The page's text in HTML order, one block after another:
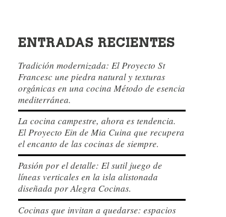
ENTRADAS RECIENTES
Tradición modernizada: El Proyecto St
Francesc une piedra natural y texturas
orgánicas en una cocina Método de esencia
mediterránea.
La cocina campestre, ahora es tendencia.
El Proyecto Ein de Mia Cuina que recupera
el encanto de las cocinas de siempre.
Pasión por el detalle: El sutil juego de
líneas verticales en la isla alistonada
diseñada por Alegra Cocinas.
Cocinas que invitan a quedarse: espacios